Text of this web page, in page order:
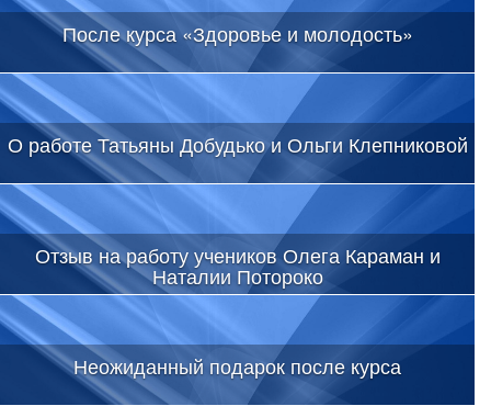
После курса «Здоровье и молодость»
О работе Татьяны Добудько и Ольги Клепниковой
Отзыв на работу учеников Олега Караман и
Наталии Потороко
Неожиданный подарок после курса